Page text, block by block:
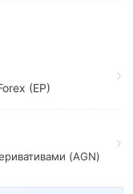
(EP)
(AGN)